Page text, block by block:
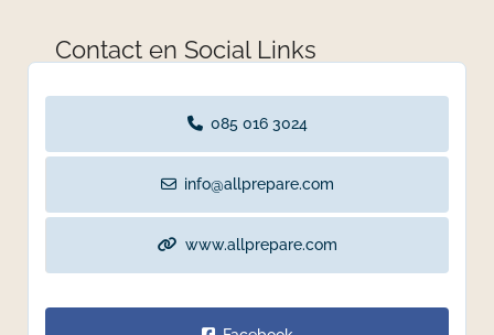
Contact en Social Links
085 016 3024
info@allprepare.com
www.allprepare.com